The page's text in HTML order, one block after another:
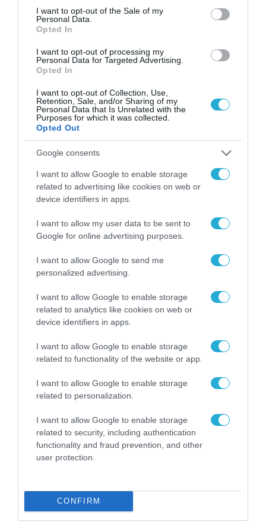
consent section.
I want to opt-out of the Sale of my
Personal Data.
Opted In
I want to opt-out of processing my
Personal Data for Targeted Advertising.
Opted In
I want to opt-out of Collection, Use,
Retention, Sale, and/or Sharing of my
Personal Data that Is Unrelated with the
Purposes for which it was collected.
Opted Out
Google consents
I want to allow Google to enable storage
related to advertising like cookies on web or
device identifiers in apps.
I want to allow my user data to be sent to
Google for online advertising purposes.
I want to allow Google to send me
personalized advertising.
I want to allow Google to enable storage
related to analytics like cookies on web or
device identifiers in apps.
I want to allow Google to enable storage
related to functionality of the website or app.
I want to allow Google to enable storage
related to personalization.
I want to allow Google to enable storage
related to security, including authentication
functionality and fraud prevention, and other
user protection.
CONFIRM
ΡΟΗ ΕΙΔΗΣΕΩΝ
Το χρηματοδοτούμενο
από την ΕΕ έργο “The
ενισχύει την ασφάλεια
των παιδιών στο
31.07.2026
ΑΑΔΕ: Διευκρινίσεις
για τα πρόστιμα σε
παραβάσεις που
αφορούν τους ΦΗΜ
31.07.2026
Τεχνητή Νοημοσύνη
δεν είναι απλώς μια
νέα τεχνολογία, είναι
31.07.2026